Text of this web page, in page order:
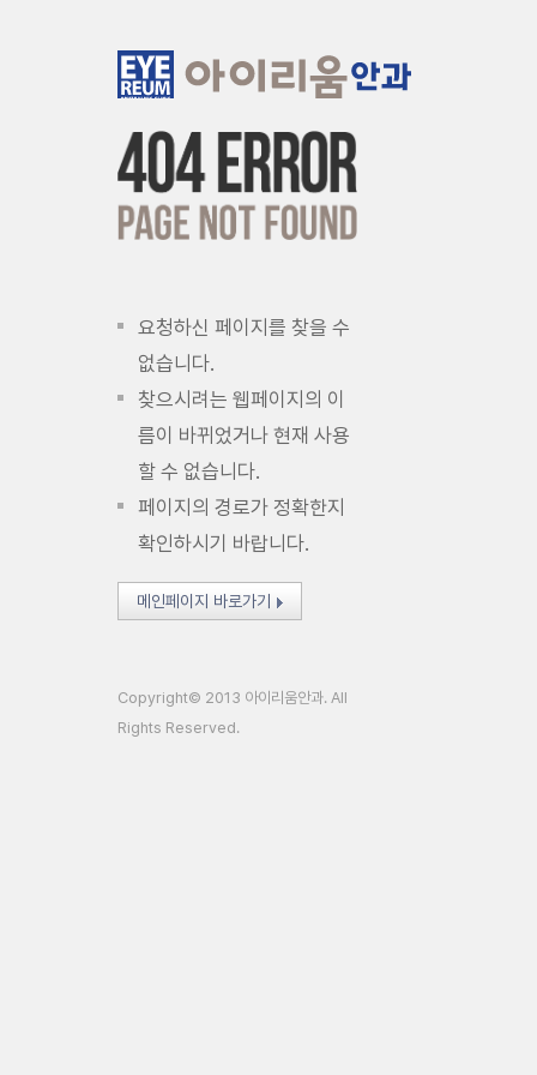
요청하신 페이지를 찾을 수
없습니다.
찾으시려는 웹페이지의 이
름이 바뀌었거나 현재 사용
할 수 없습니다.
페이지의 경로가 정확한지
확인하시기 바랍니다.
메인페이지 바로가기
Copyright© 2013 아이리움안과. All
Rights Reserved.